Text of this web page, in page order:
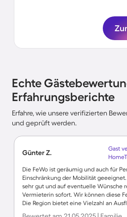
Echte
Erfahrungsberichte
Erfahre, wie unsere verifizierten
und geprüft werden.
Günter Z.
Gast
Die FeWo ist geräumig und auch für
Einschränkung der Mobilität
sehr gut und auf eventuelle Wünsche
Vermieterin sofort. Wir können diese
Die Region bietet eine Vielzahl an